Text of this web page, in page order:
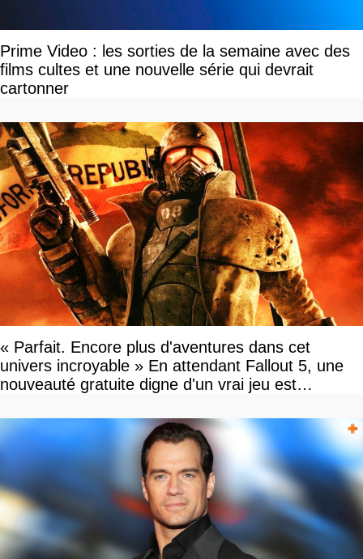
Prime Video : les sorties de la semaine avec des
films cultes et une nouvelle série qui devrait
cartonner
« Parfait. Encore plus d'aventures dans cet
univers incroyable » En attendant Fallout 5, une
nouveauté gratuite digne d'un vrai jeu est